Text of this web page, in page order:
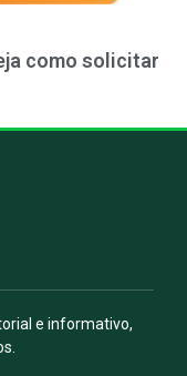
como solicitar
e informativo,